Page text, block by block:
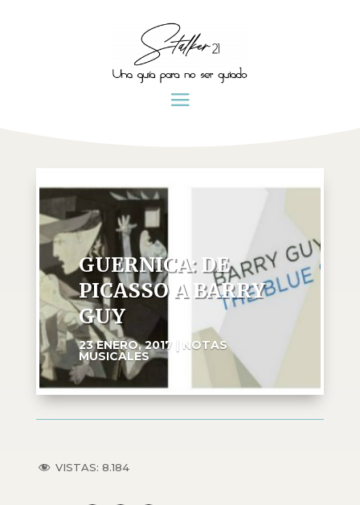
GUERNICA: DE
PICASSO A BARRY
GUY
23 ENERO, 2017 | NOTAS
MUSICALES
VISTAS: 8.184